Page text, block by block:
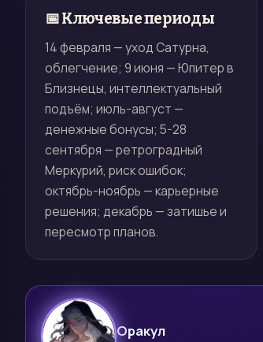
📅 Ключевые периоды
14 февраля — уход Сатурна,
облегчение; 9 июня — Юпитер в
Близнецы, интеллектуальный
подъём; июль-август —
денежные бонусы; 5-28
сентября — ретроградный
Меркурий, риск ошибок;
октябрь-ноябрь — карьерные
решения; декабрь — затишье и
пересмотр планов.
Оракул